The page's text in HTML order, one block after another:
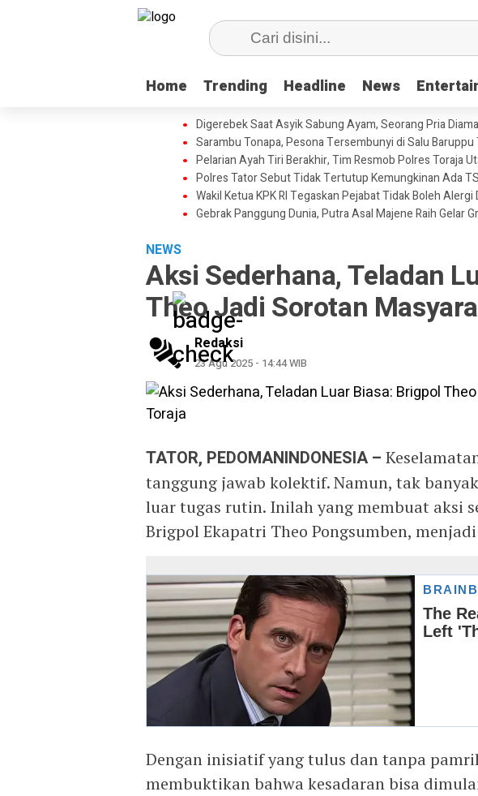
Home Trending Headline News
Home Trending Headline News
Digerebek Saat Asyik Sabung Ayam, Seorang Pria
Sarambu Tonapa, Pesona Tersembunyi di Salu Baruppu
Pelarian Ayah Tiri Berakhir, Tim Resmob Polres Toraja
Polres Tator Sebut Tidak Tertutup Kemungkinan Ada
Wakil Ketua KPK RI Tegaskan Pejabat Tidak Boleh
Gebrak Panggung Dunia, Putra Asal Majene Raih Gelar
NEWS
Aksi Sederhana, Teladan
Theo Jadi Sorotan
Redaksi
23 Agu 2025 - 14:44 WIB
TATOR, PEDOMANINDONESIA –
tanggung jawab kolektif. Namun, tak
luar tugas rutin. Inilah yang membuat aksi
Brigpol Ekapatri Theo Pongsumben,
Dengan inisiatif yang tulus dan tanpa
membuktikan bahwa kesadaran bisa